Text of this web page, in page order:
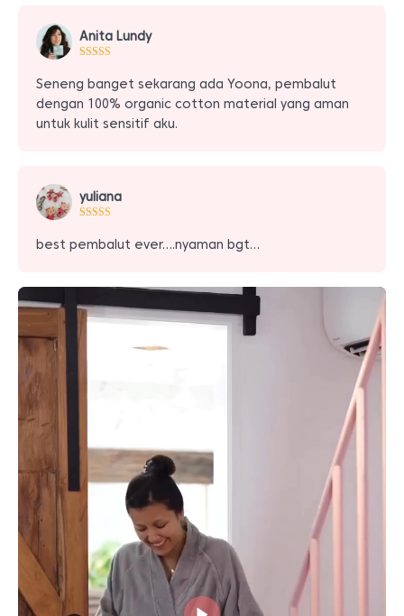
Anita Lundy
Seneng banget sekarang ada Yoona, pembalut
dengan 100% organic cotton material yang aman
untuk kulit sensitif aku.
yuliana
best pembalut ever….nyaman bgt…